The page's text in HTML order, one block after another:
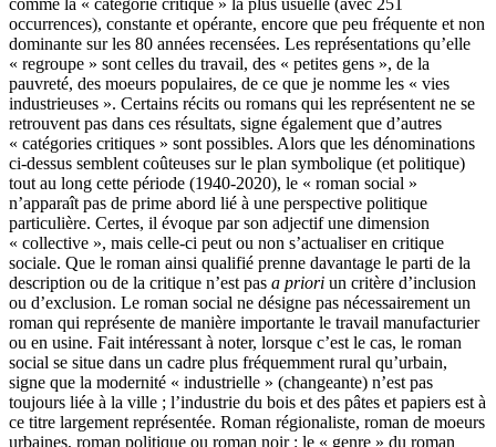
occurrences), constante et opérante, encore que peu fréquente et non
dominante sur les 80 années recensées. Les représentations qu’elle
« regroupe » sont celles du travail, des « petites gens », de la
pauvreté, des moeurs populaires, de ce que je nomme les « vies
industrieuses ». Certains récits ou romans qui les représentent ne se
retrouvent pas dans ces résultats, signe également que d’autres
« catégories critiques » sont possibles. Alors que les dénominations
ci-dessus semblent coûteuses sur le plan symbolique (et politique)
tout au long cette période (1940-2020), le « roman social »
n’apparaît pas de prime abord lié à une perspective politique
particulière. Certes, il évoque par son adjectif une dimension
« collective », mais celle-ci peut ou non s’actualiser en critique
sociale. Que le roman ainsi qualifié prenne davantage le parti de la
description ou de la critique n’est pas a priori un critère d’inclusion
ou d’exclusion. Le roman social ne désigne pas nécessairement un
roman qui représente de manière importante le travail manufacturier
ou en usine. Fait intéressant à noter, lorsque c’est le cas, le roman
social se situe dans un cadre plus fréquemment rural qu’urbain,
signe que la modernité « industrielle » (changeante) n’est pas
toujours liée à la ville ; l’industrie du bois et des pâtes et papiers est à
ce titre largement représentée. Roman régionaliste, roman de moeurs
urbaines, roman politique ou roman noir : le « genre » du roman